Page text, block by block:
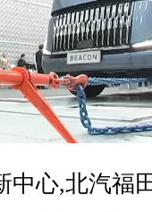
中心,北汽福